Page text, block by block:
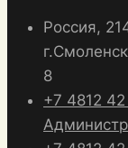
Россия,
8
+7 4812